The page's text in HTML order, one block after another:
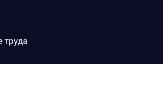
труда